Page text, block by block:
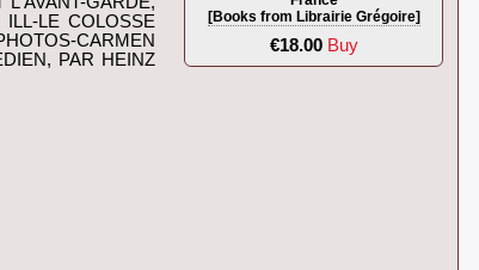
LE COLOSSE
CARMEN
PAR HEINZ
[Books from Librairie Grégoire]
€18.00 Buy